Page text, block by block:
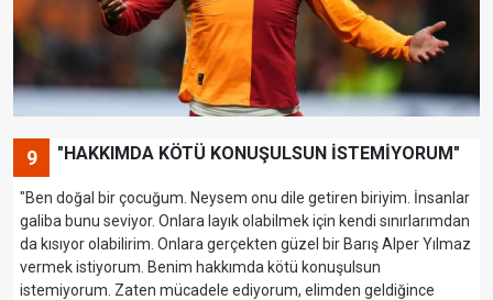
9 "HAKKIMDA KÖTÜ KONUŞULSUN İSTEMİYORUM"
"Ben doğal bir çocuğum. Neysem onu dile getiren biriyim. İnsanlar
galiba bunu seviyor. Onlara layık olabilmek için kendi sınırlarımdan
da kısıyor olabilirim. Onlara gerçekten güzel bir Barış Alper Yılmaz
vermek istiyorum. Benim hakkımda kötü konuşulsun
istemiyorum. Zaten mücadele ediyorum, elimden geldiğince